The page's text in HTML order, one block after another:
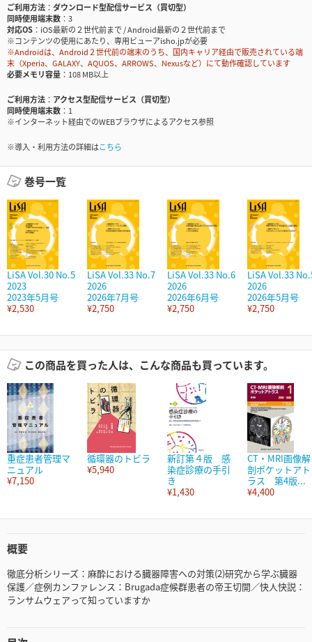
ご利用方法
ダウンロード型配信サービス（買切型）
同時使用端末数
3
対応OS
iOS最新の２世代前まで / Android最新の２世代前まで
※コンテンツの使用にあたり、専用ビューアisho.jpが必要
※Androidは、Android２世代前の端末のうち、国内キャリア経由で販売されている端
末（Xperia、GALAXY、AQUOS、ARROWS、Nexusなど）にて動作確認しています
必要メモリ容量
108 MB以上
ご利用方法
アクセス型配信サービス（買切型）
同時使用端末数
1
※インターネット経由でのWEBブラウザによるアクセス参照
※導入・利用方法の詳細はこちら
巻号一覧
LiSA Vol.30 No.5
2023
2023年5月号
¥2,530
LiSA Vol.33 No.7
2026
2026年7月号
¥2,750
LiSA Vol.33 No.6
2026
2026年6月号
¥2,750
LiSA Vol.33
2026
2026年5月号
¥2,750
この商品を買った人は、こんな商品も買っています。
重症患者管理マ
ニュアル
¥7,150
循環器のトビラ
¥5,940
新訂第４版 感
染症診療の手引
き
¥1,430
CT・MRI画像解
剖ポケットアト
ラス 第4版...
¥4,400
概要
徹底分析シリーズ：麻酔における臓器障害への対策(2)研究から学ぶ臓器
保護／症例カンファレンス：Brugada症候群患者の帝王切開／快人快説：
ランサムウェアって知っていますか